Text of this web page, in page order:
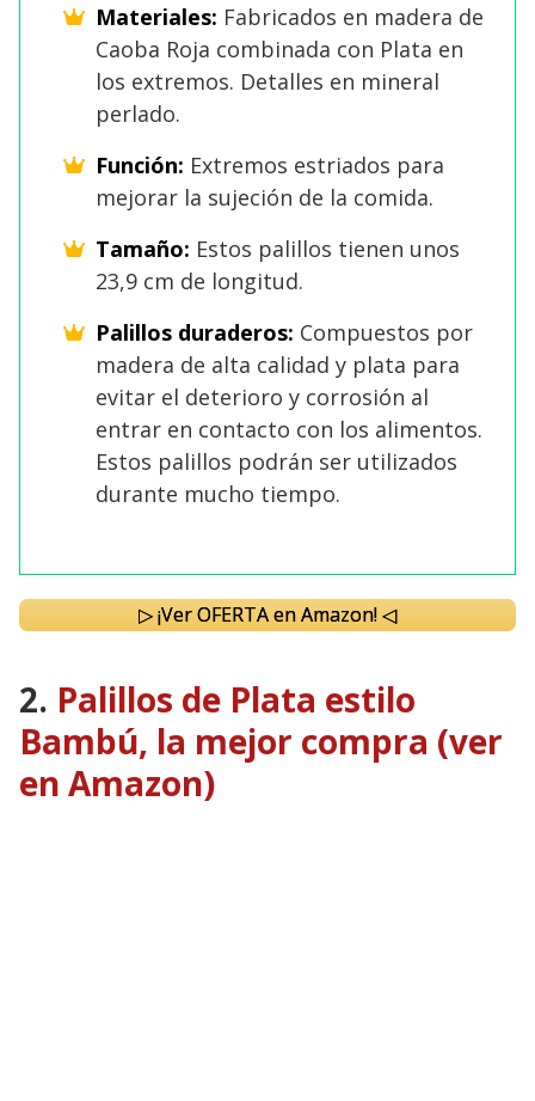
Materiales: Fabricados en madera de
Caoba Roja combinada con Plata en
los extremos. Detalles en mineral
perlado.
Función: Extremos estriados para
mejorar la sujeción de la comida.
Tamaño: Estos palillos tienen unos
23,9 cm de longitud.
Palillos duraderos: Compuestos por
madera de alta calidad y plata para
evitar el deterioro y corrosión al
entrar en contacto con los alimentos.
Estos palillos podrán ser utilizados
durante mucho tiempo.
▷ ¡Ver OFERTA en Amazon! ◁
2. Palillos de Plata estilo
Bambú, la mejor compra (ver
en Amazon)